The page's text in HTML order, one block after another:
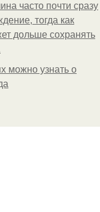
часто почти сразу
тогда как
дольше сохранять
можно узнать о